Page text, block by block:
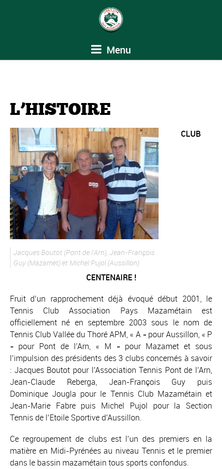
Menu
L’HISTOIRE
Jacques Boutot (Pont de l’Arn), Jean-François
Guy (Mazamet) et Michel Pujol (Aussillon)
CLUB
CENTENAIRE !
Fruit d’un rapprochement déjà évoqué début 2001, le
Tennis Club Association Pays Mazamétain est
officiellement né en septembre 2003 sous le nom de
Tennis Club Vallée du Thoré APM, « A » pour Aussillon, « P
» pour Pont de l’Arn, « M » pour Mazamet et sous
l’impulsion des présidents des 3 clubs concernés à savoir
: Jacques Boutot pour l’Association Tennis Pont de l’Arn,
Jean-Claude Reberga, Jean-François Guy puis
Dominique Jougla pour le Tennis Club Mazamétain et
Jean-Marie Fabre puis Michel Pujol pour la Section
Tennis de l’Etoile Sportive d’Aussillon.
Ce regroupement de clubs est l’un des premiers en la
matière en Midi-Pyrénées au niveau Tennis et le premier
dans le bassin mazamétain tous sports confondus.